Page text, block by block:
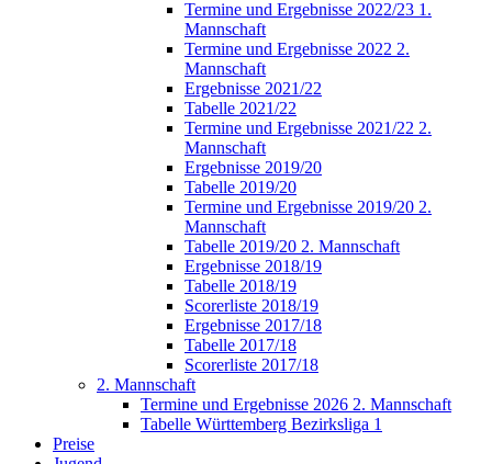
Termine und Ergebnisse 2022/23 1.
Mannschaft
Termine und Ergebnisse 2022 2.
Mannschaft
Ergebnisse 2021/22
Tabelle 2021/22
Termine und Ergebnisse 2021/22 2.
Mannschaft
Ergebnisse 2019/20
Tabelle 2019/20
Termine und Ergebnisse 2019/20 2.
Mannschaft
Tabelle 2019/20 2. Mannschaft
Ergebnisse 2018/19
Tabelle 2018/19
Scorerliste 2018/19
Ergebnisse 2017/18
Tabelle 2017/18
Scorerliste 2017/18
2. Mannschaft
Termine und Ergebnisse 2026 2. Mannschaft
Tabelle Württemberg Bezirksliga 1
Preise